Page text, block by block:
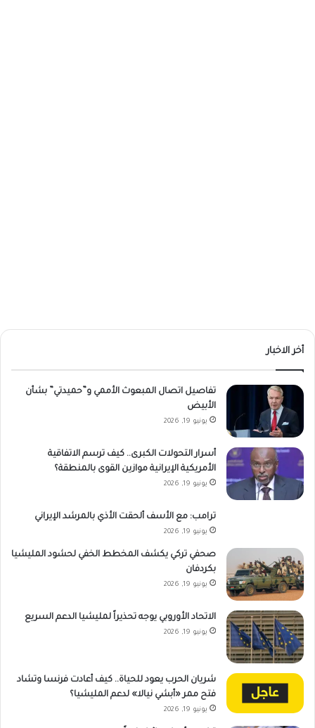
أخر الاخبار
تفاصيل اتصال المبعوث الأممي و”حميدتي” بشأن
الأبيض
يونيو 19, 2026
أسرار التحولات الكبرى.. كيف ترسم الاتفاقية
الأمريكية الإيرانية موازين القوى بالمنطقة؟
يونيو 19, 2026
ترامب: مع الأسف ألحقت الأذي بالمرشد الإيراني
يونيو 19, 2026
صحفي تركي يكشف المخطط الخفي لحشود المليشيا
بكردفان
يونيو 19, 2026
الاتحاد الأوروبي يوجه تحذيراً لمليشيا الدعم السريع
يونيو 19, 2026
شريان الحرب يعود للحياة.. كيف أعادت فرنسا وتشاد
فتح ممر «أبشي نيالا» لدعم المليشيا؟
يونيو 19, 2026